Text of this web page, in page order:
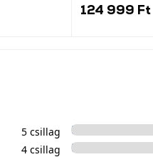
124 999 Ft
5 csillag
4 csillag